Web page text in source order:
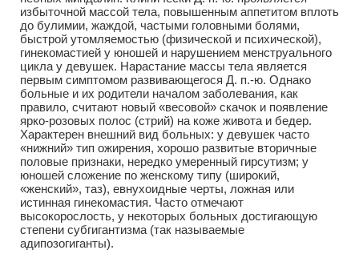
избыточной массой тела, повышенным аппетитом вплоть
до булимии, жаждой, частыми головными болями,
быстрой утомляемостью (физической и психической),
гинекомастией у юношей и нарушением менструального
цикла у девушек. Нарастание массы тела является
первым симптомом развивающегося Д. п.-ю. Однако
больные и их родители началом заболевания, как
правило, считают новый «весовой» скачок и появление
ярко-розовых полос (стрий) на коже живота и бедер.
Характерен внешний вид больных: у девушек часто
«нижний» тип ожирения, хорошо развитые вторичные
половые признаки, нередко умеренный гирсутизм; у
юношей сложение по женскому типу (широкий,
«женский», таз), евнухоидные черты, ложная или
истинная гинекомастия. Часто отмечают
высокорослость, у некоторых больных достигающую
степени субгигантизма (так называемые
адипозогиганты).